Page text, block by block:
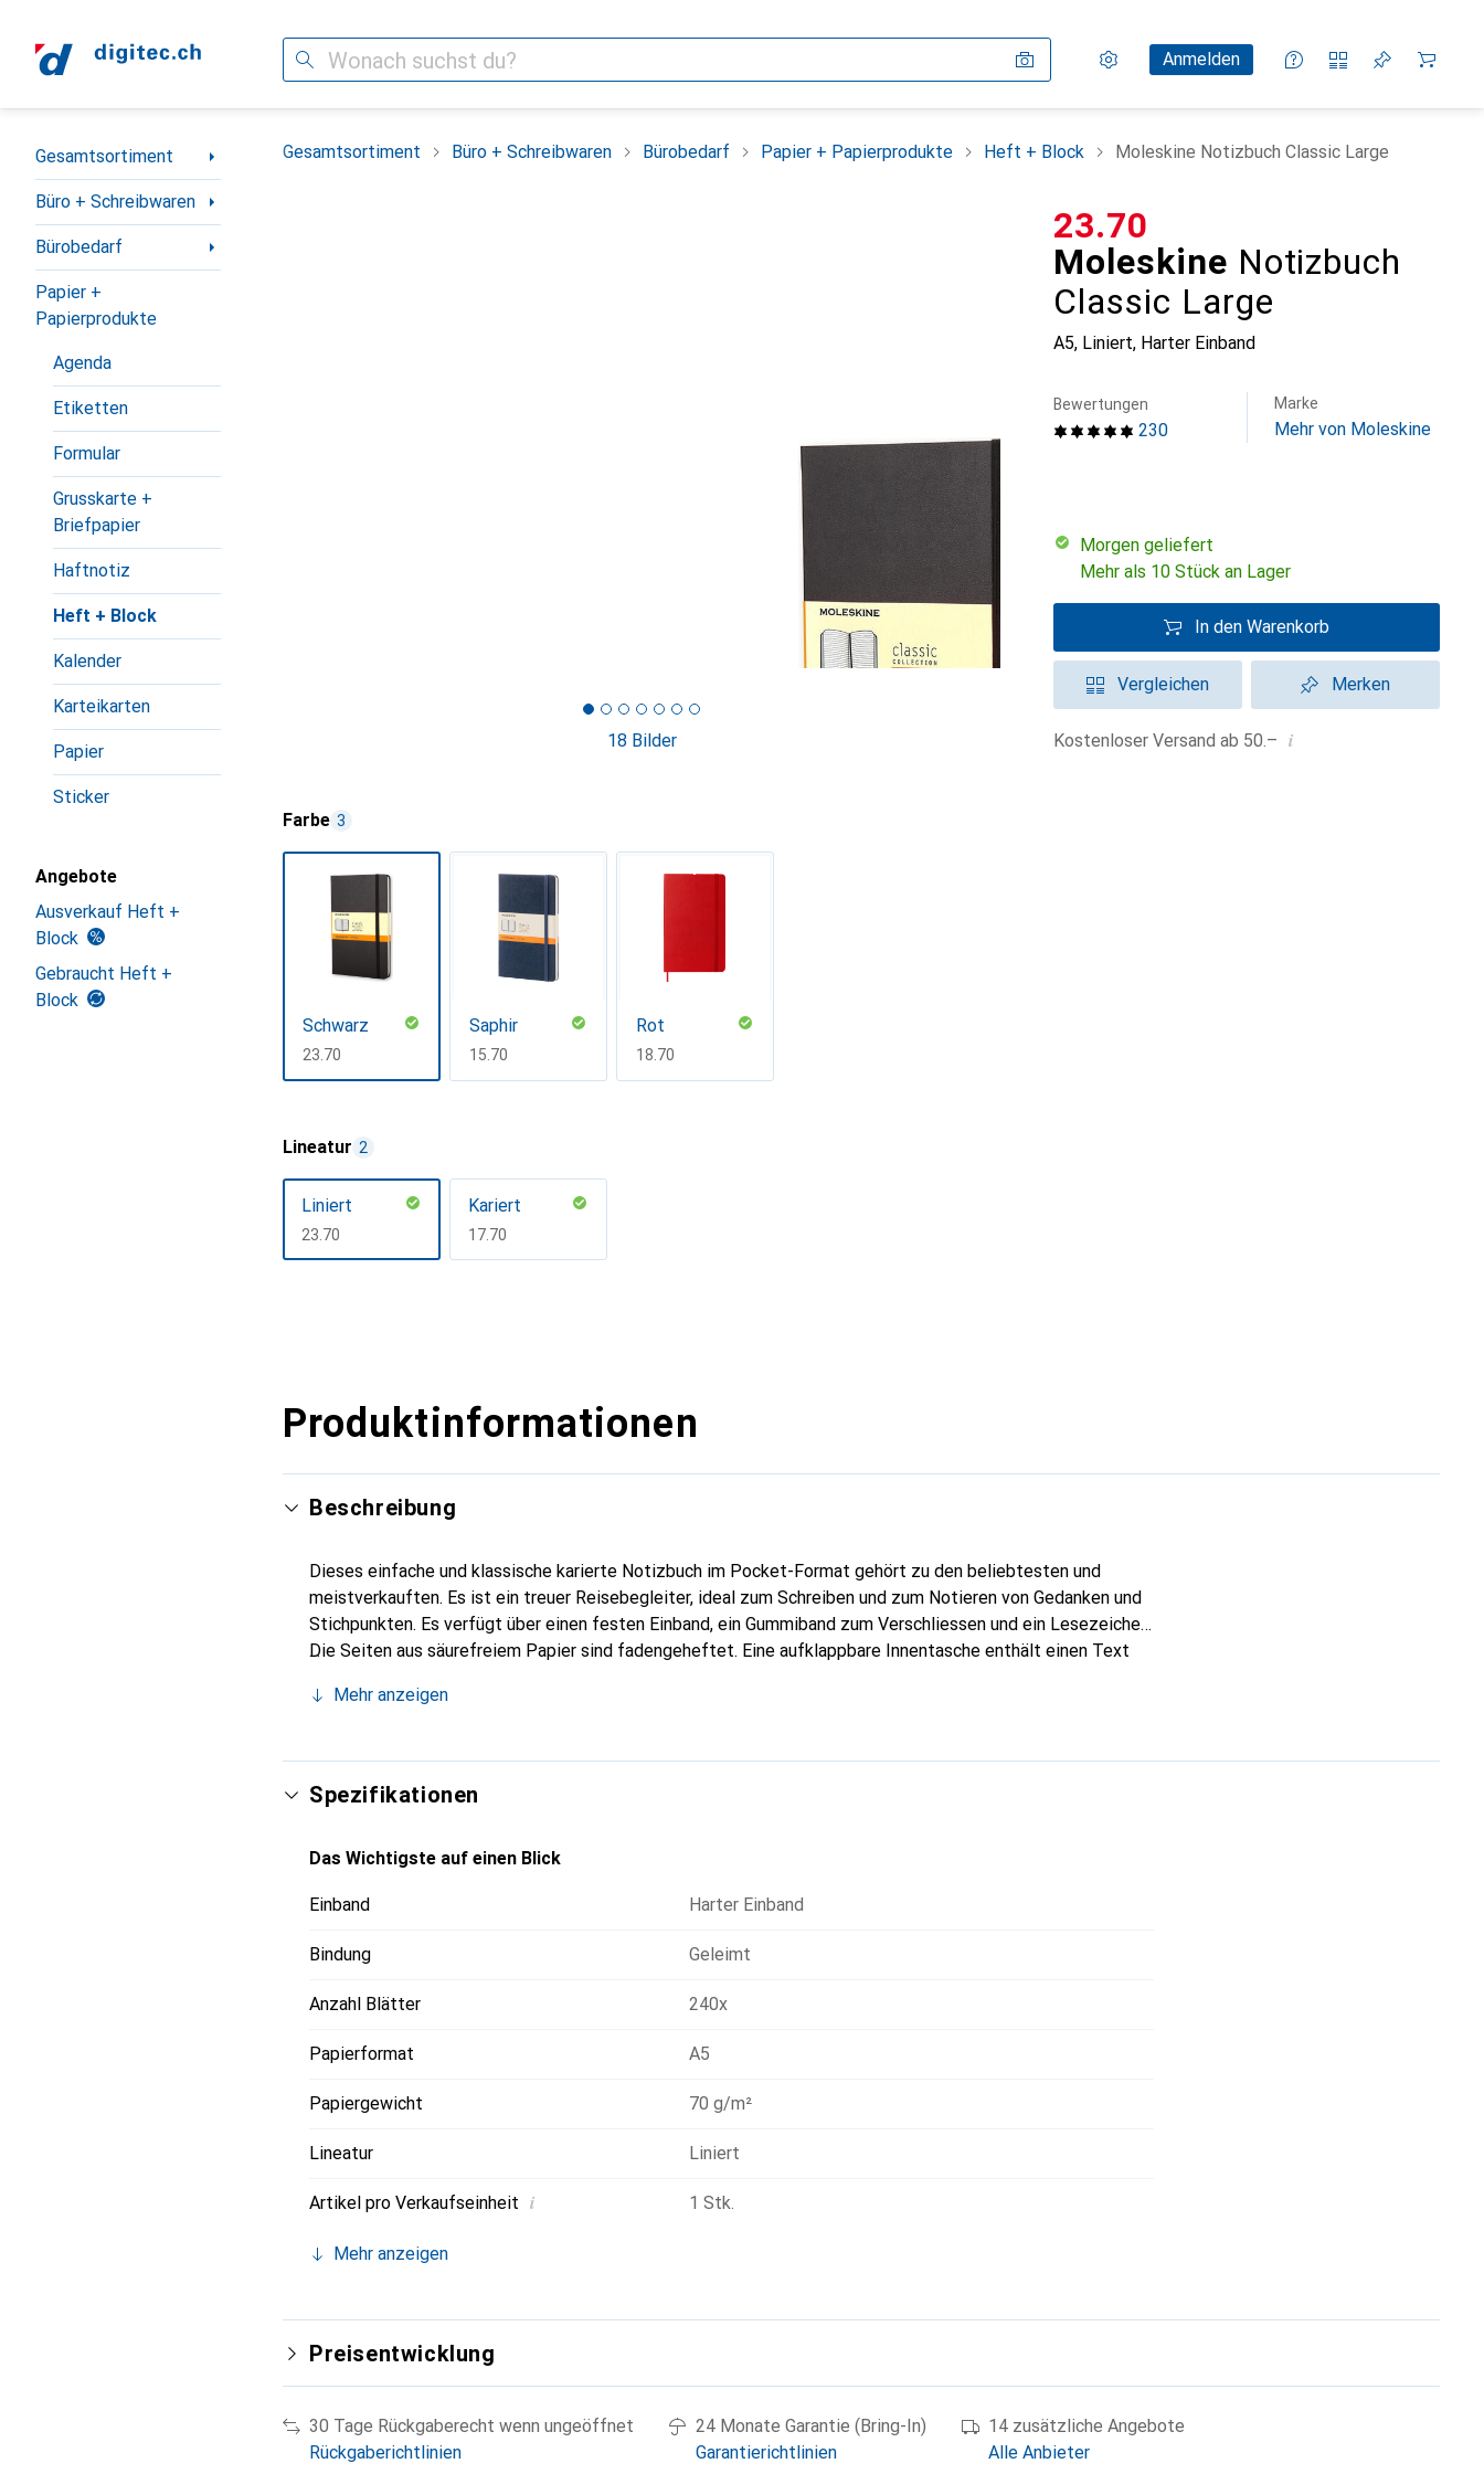
Suche Einstellungen
KundenkontoAnmelden
Vergleichslisten
Merklisten
Warenkorb
Navigation nach Kategorien
Gesamtsortiment
Büro + Schreibwaren
Bürobedarf
Papier +
Papierprodukte
Agenda
Etiketten
Formular
Grusskarte +
Briefpapier
Haftnotiz
Heft + Block
Kalender
Karteikarten
Papier
Sticker
Angebote
Ausverkauf Heft +
Block
Gebraucht Heft +
Block
Gesamtsortiment Büro + Schreibwaren Bürobedarf Papier + Papierprodukte Heft + Block Moleskine Notizbuch Classic Large
18 Bilder
Moleskine Notizbuch
Classic Large
A5, Liniert, Harter Einband
CHF
23.70
230
Bewertungen Marke
Mehr von Moleskine
morgen geliefert
Mehr als 10 Stück an Lager
In den Warenkorb
Vergleichen Merken
Kostenloser Versand ab 50.– i
Farbe 3
Schwarz
CHF
23.70
Saphir
CHF
15.70
Rot
CHF
18.70
Lineatur 2
Liniert
CHF
23.70
Kariert
CHF
17.70
Produktinformationen
Beschreibung
Dieses einfache und klassische karierte Notizbuch im Pocket-Format gehört zu den beliebtesten und
meistverkauften. Es ist ein treuer Reisebegleiter, ideal zum Schreiben und zum Notieren von Gedanken und
Stichpunkten. Es verfügt über einen festen Einband, ein Gummiband zum Verschliessen und ein Lesezeichen.
Die Seiten aus säurefreiem Papier sind fadengeheftet. Eine aufklappbare Innentasche enthält einen Text
Mehr anzeigen
Spezifikationen
Das Wichtigste auf einen Blick
Einband Harter Einband
Bindung Geleimt
Anzahl Blätter 240x
Papierformat A5
Papiergewicht 70 g/m²
Lineatur Liniert
Artikel pro Verkaufseinheit i 1 Stk.
Mehr anzeigen
Preisentwicklung
30 Tage Rückgaberecht wenn ungeöffnet
Rückgaberichtlinien
24 Monate Garantie (Bring-In)
Garantierichtlinien
14 zusätzliche Angebote
Alle Anbieter